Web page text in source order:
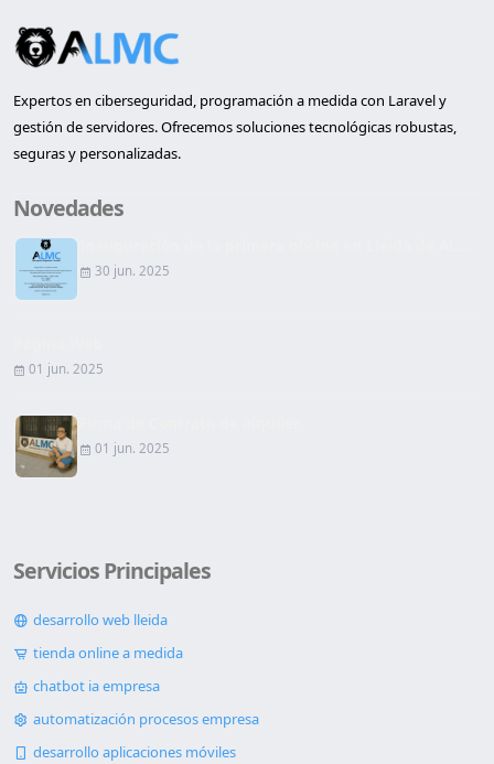
Expertos en ciberseguridad, programación a medida con Laravel y
gestión de servidores. Ofrecemos soluciones tecnológicas robustas,
seguras y personalizadas.
Novedades
30 jun. 2025
01 jun. 2025
01 jun. 2025
Servicios Principales
desarrollo web lleida
tienda online a medida
chatbot ia empresa
automatización procesos empresa
desarrollo aplicaciones móviles